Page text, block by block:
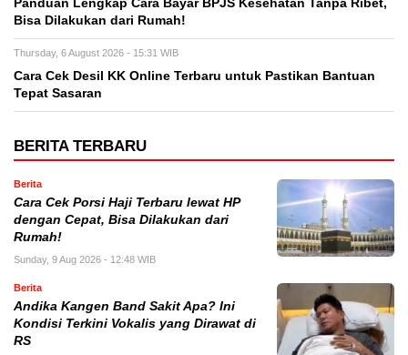
Panduan Lengkap Cara Bayar BPJS Kesehatan Tanpa Ribet,
Bisa Dilakukan dari Rumah!
Thursday, 6 August 2026 - 15:31 WIB
Cara Cek Desil KK Online Terbaru untuk Pastikan Bantuan
Tepat Sasaran
BERITA TERBARU
Berita
Cara Cek Porsi Haji Terbaru lewat HP
dengan Cepat, Bisa Dilakukan dari
Rumah!
Sunday, 9 Aug 2026 - 12:48 WIB
Berita
Andika Kangen Band Sakit Apa? Ini
Kondisi Terkini Vokalis yang Dirawat di
RS